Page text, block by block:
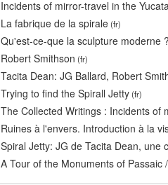
Incidents of mirror-travel in the
La fabrique de la spirale(fr)
Qu'est-ce-que la sculpture moderne
Robert Smithson (fr)
Tacita Dean: JG Ballard, Robert
Trying to find the Spirall Jetty(fr)
The Collected Writings : Incidents of
Ruines à l'envers. Introduction à la
Spiral Jetty: JG de Tacita Dean, une
A Tour of the Monuments of